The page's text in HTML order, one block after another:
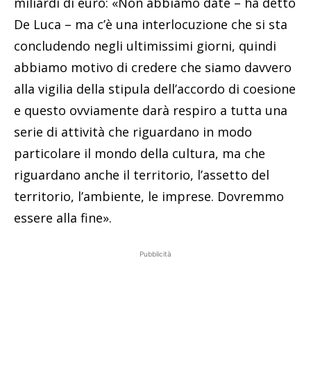
De Luca – ma c’è una interlocuzione che si sta
concludendo negli ultimissimi giorni, quindi
abbiamo motivo di credere che siamo davvero
alla vigilia della stipula dell’accordo di coesione
e questo ovviamente darà respiro a tutta una
serie di attività che riguardano in modo
particolare il mondo della cultura, ma che
riguardano anche il territorio, l’assetto del
territorio, l’ambiente, le imprese. Dovremmo
essere alla fine».
Pubblicità